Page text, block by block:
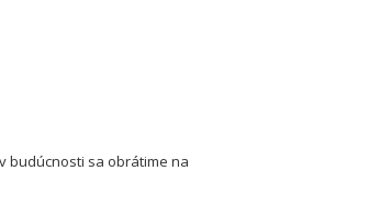
budúcnosti sa obrátime na